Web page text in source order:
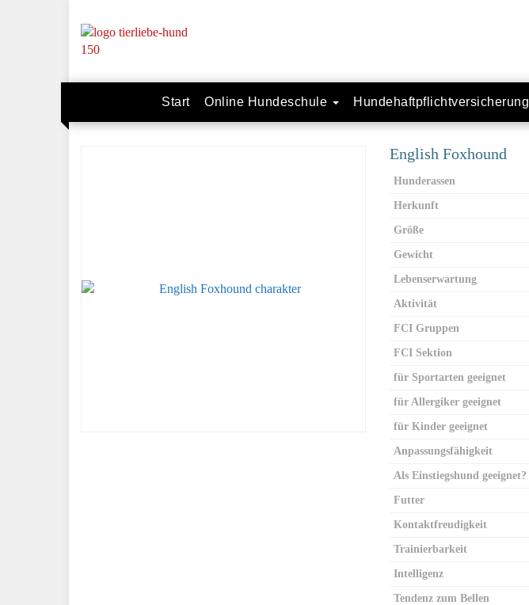
Start Online Hundeschule Hundehaftpflichtversicherung
English Foxhound
Hunderassen
Herkunft
Größe
Gewicht
Lebenserwartung
Aktivität
FCI Gruppen
FCI Sektion
für Sportarten geeignet
für Allergiker geeignet
für Kinder geeignet
Anpassungsfähigkeit
Als Einstiegshund geeignet?
Futter
Kontaktfreudigkeit
Trainierbarkeit
Intelligenz
Tendenz zum Bellen